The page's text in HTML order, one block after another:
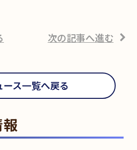
次の記事へ進む
ース一覧へ戻る